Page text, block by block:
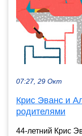
07:27, 29 Окт
Крис Эванс и
родителями
44-летний Крис